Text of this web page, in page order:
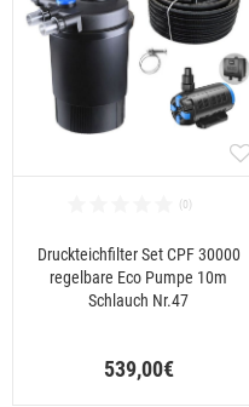
Druckteichfilter Set CPF 30000
regelbare Eco Pumpe 10m
Schlauch Nr.47
539,00€